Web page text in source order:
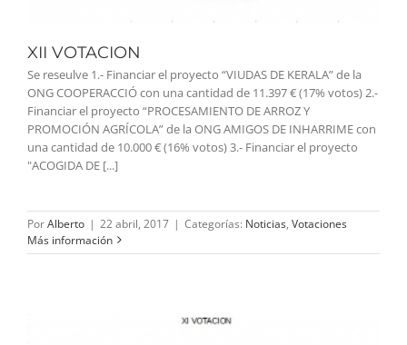
XII VOTACION
Se reseulve 1.- Financiar el proyecto “VIUDAS DE KERALA” de la
ONG COOPERACCIÓ con una cantidad de 11.397 € (17% votos) 2.-
Financiar el proyecto “PROCESAMIENTO DE ARROZ Y
PROMOCIÓN AGRÍCOLA” de la ONG AMIGOS DE INHARRIME con
una cantidad de 10.000 € (16% votos) 3.- Financiar el proyecto
"ACOGIDA DE [...]
PorAlberto | 22 abril, 2017 | Categorías: Noticias, Votaciones
Más información